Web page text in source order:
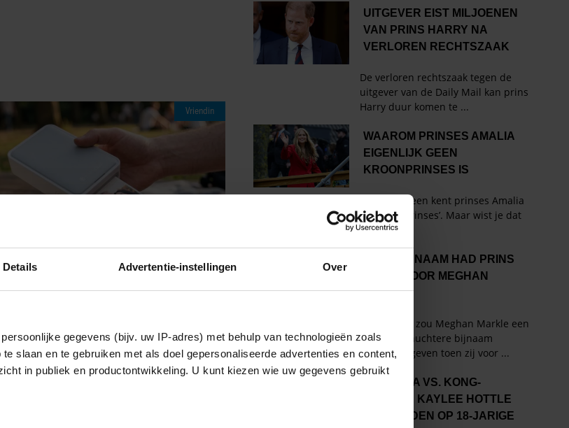
Details Advertentie-instellingen Over
gegevens (bijv. uw IP-adres) met behulp van technologieën zoals
slaan en te gebruiken met als doel gepersonaliseerde advertenties en content,
in publiek en productontwikkeling. U kunt kiezen wie uw gegevens gebruikt
Vriendin
HEB JE JE FAVORIETE FOTO’S
ÉÉN MINUUT IN HANDEN